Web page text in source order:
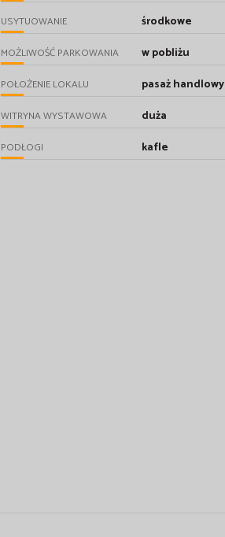
USYTUOWANIE środkowe
MOŻLIWOŚĆ PARKOWANIA w pobliżu
POŁOŻENIE LOKALU pasaż handlowy
WITRYNA WYSTAWOWA duża
PODŁOGI kafle